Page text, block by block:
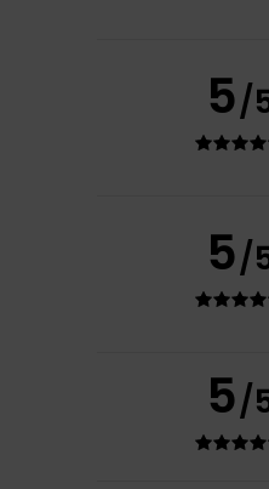
5/
5/
5/